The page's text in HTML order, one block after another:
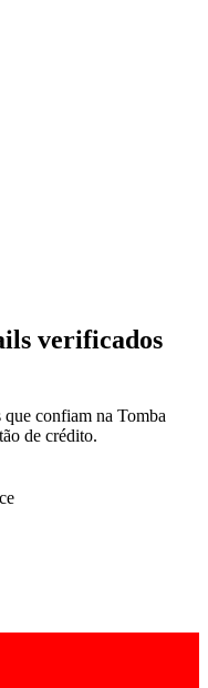
verificados
que confiam na Tomba
de crédito.